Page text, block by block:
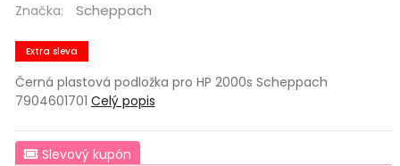
Značka:
Scheppach
Extra sleva
Černá plastová podložka pro HP 2000s Scheppach
7904601701 Celý popis
Slevový kupón